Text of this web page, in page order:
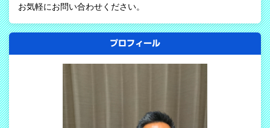
お気軽にお問い合わせください。
プロフィール